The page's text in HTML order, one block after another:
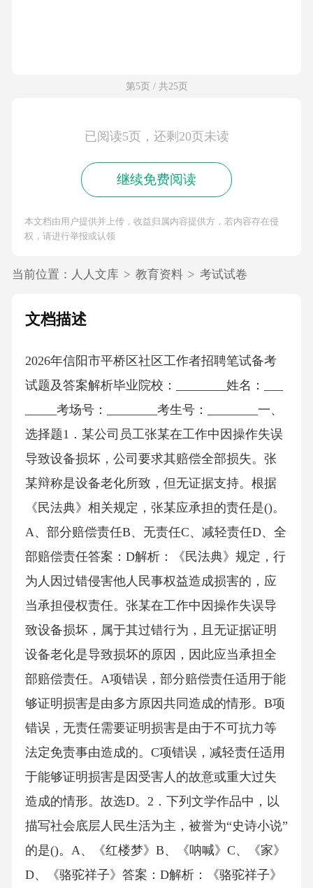
第5页 / 共25页
已阅读5页，还剩20页未读
继续免费阅读
本文档由用户提供并上传，收益归属内容提供方，若内容存在侵
权，请进行举报或认领
当前位置： 人人文库 > 教育资料 > 考试试卷
文档描述
2026年信阳市平桥区社区工作者招聘笔试备考
试题及答案解析毕业院校：________姓名：___
_____考场号：________考生号：________一、
选择题1．某公司员工张某在工作中因操作失误
导致设备损坏，公司要求其赔偿全部损失。张
某辩称是设备老化所致，但无证据支持。根据
《民法典》相关规定，张某应承担的责任是()。
A、部分赔偿责任B、无责任C、减轻责任D、全
部赔偿责任答案：D解析：《民法典》规定，行
为人因过错侵害他人民事权益造成损害的，应
当承担侵权责任。张某在工作中因操作失误导
致设备损坏，属于其过错行为，且无证据证明
设备老化是导致损坏的原因，因此应当承担全
部赔偿责任。A项错误，部分赔偿责任适用于能
够证明损害是由多方原因共同造成的情形。B项
错误，无责任需要证明损害是由于不可抗力等
法定免责事由造成的。C项错误，减轻责任适用
于能够证明损害是因受害人的故意或重大过失
造成的情形。故选D。2．下列文学作品中，以
描写社会底层人民生活为主，被誉为“史诗小说”
的是()。A、《红楼梦》B、《呐喊》C、《家》
D、《骆驼祥子》答案：D解析：《骆驼祥子》